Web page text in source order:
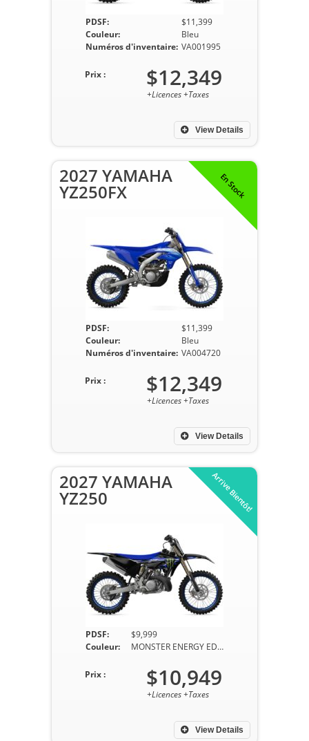
PDSF:
$11,399
Couleur:
Bleu
Numéros d'inventaire: VA001995
View Details
Prix : $12,349
+Licences +Taxes
En Stock
2027 YAMAHA
YZ250FX
PDSF:
$11,399
Couleur:
Bleu
Numéros d'inventaire: VA004720
View Details
Prix : $12,349
+Licences +Taxes
Arrive Bientôt!
2027 YAMAHA
YZ250
PDSF:
$9,999
Couleur:
MONSTER ENERGY EDITION
View Details
Prix : $10,949
+Licences +Taxes